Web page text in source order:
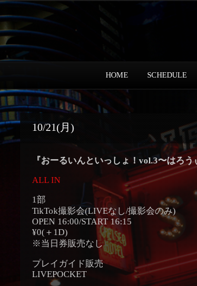
HOME SCHEDULE
10/21(月)
『おーるいんといっしょ！vol.3〜はろ
ALL IN
1部
TikTok撮影会(LIVEなし/撮影会のみ)
OPEN 16:00/START 16:15
¥0(＋1D)
※当日券販売なし
プレイガイド販売
LIVEPOCKET